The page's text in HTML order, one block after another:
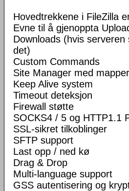
Hovedtrekkene i FileZilla
Evne til å gjenoppta
Downloads (hvis serveren
det)
Custom Commands
Site Manager med mapper
Keep Alive system
Timeout deteksjon
Firewall støtte
SOCKS4 / 5 og HTTP1.1
SSL-sikret tilkoblinger
SFTP support
Last opp / ned kø
Drag & Drop
Multi-language support
GSS autentisering og